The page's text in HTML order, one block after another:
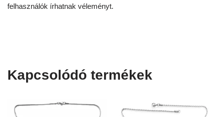
felhasználók írhatnak véleményt.
Kapcsolódó termékek